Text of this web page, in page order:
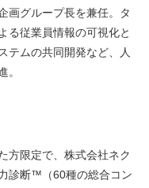
画グループ長を兼任。タ
る従業員情報の可視化と
テムの共同開発など、人
。
方限定で、株式会社ネク
診断™（60種の総合コン